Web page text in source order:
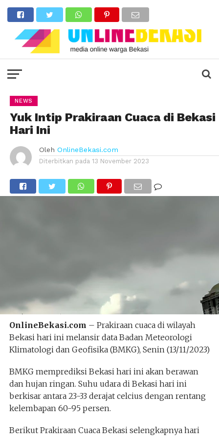
NEWS
Yuk Intip Prakiraan Cuaca di Bekasi
Hari Ini
Oleh OnlineBekasi.com
Diterbitkan pada 13 November 2023
OnlineBekasi.com – Prakiraan cuaca di wilayah
Bekasi hari ini melansir data Badan Meteorologi
Klimatologi dan Geofisika (BMKG), Senin (13/11/2023)
BMKG memprediksi Bekasi hari ini akan berawan
dan hujan ringan. Suhu udara di Bekasi hari ini
berkisar antara 23-33 derajat celcius dengan rentang
kelembapan 60-95 persen.
Berikut Prakiraan Cuaca Bekasi selengkapnya hari